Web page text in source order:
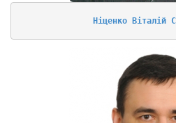
Ніценко Віталій